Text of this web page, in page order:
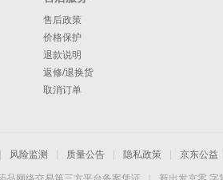
售后政策
价格保护
退款说明
返修/退换货
取消订单
风险监测 质量公告 隐私政策 京东公益